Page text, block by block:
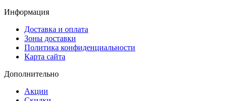
Информация
Доставка и оплата
Зоны доставки
Политика конфиденциальности
Карта сайта
Дополнительно
Акции